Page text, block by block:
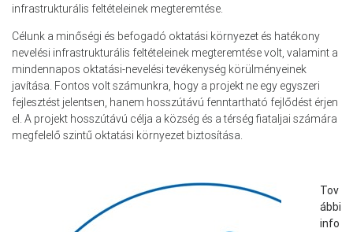
infrastrukturális feltételeinek megteremtése.
Célunk a minőségi és befogadó oktatási környezet és hatékony
nevelési infrastrukturális feltételeinek megteremtése volt, valamint a
mindennapos oktatási-nevelési tevékenység körülményeinek
javítása. Fontos volt számunkra, hogy a projekt ne egy egyszeri
fejlesztést jelentsen, hanem hosszútávú fenntartható fejlődést érjen
el. A projekt hosszútávú célja a község és a térség fiataljai számára
megfelelő szintű oktatási környezet biztosítása.
Tov
ábbi
info